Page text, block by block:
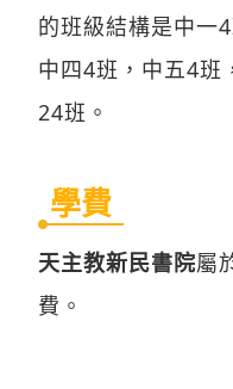
的班級結構是中一
中四4班，中五4班
24班。
學費
天主教新民書院屬
費。